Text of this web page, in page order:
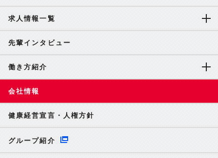
求人情報一覧
先輩インタビュー
働き方紹介
会社情報
健康経営宣言・人権方針
グループ紹介